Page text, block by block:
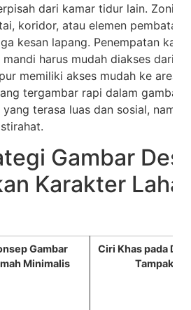
dari kamar tidur lain.
koridor, atau elemen
kesan lapang. Penempatan
harus mudah diakses dari
memiliki akses mudah ke area
tergambar rapi dalam gambar
terasa luas dan sosial,
Gambar
Karakter
Gambar
Minimalis
Ciri Khas pada
Tampak